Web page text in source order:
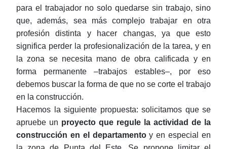
para el trabajador no solo quedarse sin trabajo, sino
que, además, sea más complejo trabajar en otra
profesión distinta y hacer changas, ya que esto
significa perder la profesionalización de la tarea, y en
la zona se necesita mano de obra calificada y en
forma permanente ‒trabajos estables‒, por eso
debemos buscar la forma de que no se corte el trabajo
en la construcción.
Hacemos la siguiente propuesta: solicitamos que se
apruebe un proyecto que regule la actividad de la
construcción en el departamentoy en especial en